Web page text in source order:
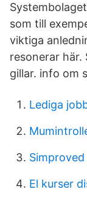
som till
viktiga
resonerar
gillar. info om
Lediga
El kurser